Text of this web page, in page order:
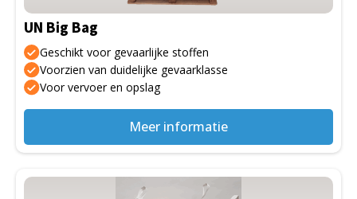
UN Big Bag
Geschikt voor gevaarlijke stoffen
Voorzien van duidelijke gevaarklasse
Voor vervoer en opslag
Meer informatie
gekozen
worden
op
de
productpagina
Dit